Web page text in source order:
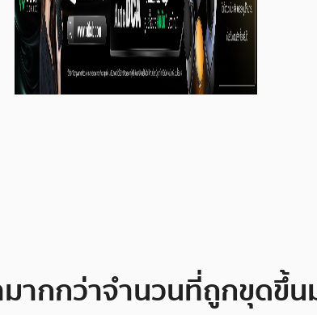
ากกว่าจำนวนที่ถูกขุดขึ้น